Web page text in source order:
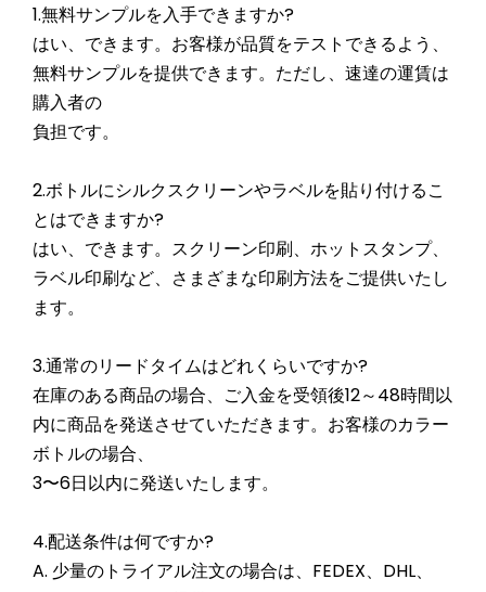
1.無料サンプルを入手できますか?
はい、できます。お客様が品質をテストできるよう、
無料サンプルを提供できます。ただし、速達の運賃は
購入者の
負担です。
2.ボトルにシルクスクリーンやラベルを貼り付けるこ
とはできますか?
はい、できます。スクリーン印刷、ホットスタンプ、
ラベル印刷など、さまざまな印刷方法をご提供いたし
ます。
3.通常のリードタイムはどれくらいですか?
在庫のある商品の場合、ご入金を受領後12～48時間以
内に商品を発送させていただきます。お客様のカラー
ボトルの場合、
3〜6日以内に発送いたします。
4.配送条件は何ですか?
A. 少量のトライアル注文の場合は、FEDEX、DHL、